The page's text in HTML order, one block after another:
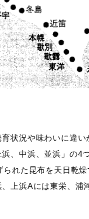
状況や味わいに違い
、中浜、並浜」の4
れた昆布を天日乾
上浜Aには東栄、浦